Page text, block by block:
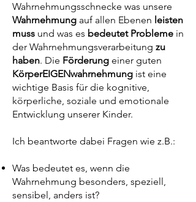
Wahrnehmungsschnecke was unsere
Wahrnehmung auf allen Ebenen leisten
muss und was es bedeutet Probleme in
der Wahrnehmungsverarbeitung zu
haben. Die Förderung einer guten
KörperEIGENwahrnehmung ist eine
wichtige Basis für die kognitive,
körperliche, soziale und emotionale
Entwicklung unserer Kinder.
Ich beantworte dabei Fragen wie z.B.:
Was bedeutet es, wenn die
Wahrnehmung besonders, speziell,
sensibel, anders ist?